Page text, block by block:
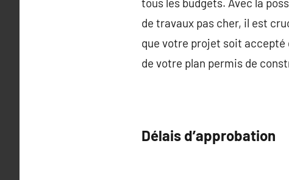
de travaux pas cher, il est
que votre projet soit accepté
de votre plan permis de
Délais d’approbation